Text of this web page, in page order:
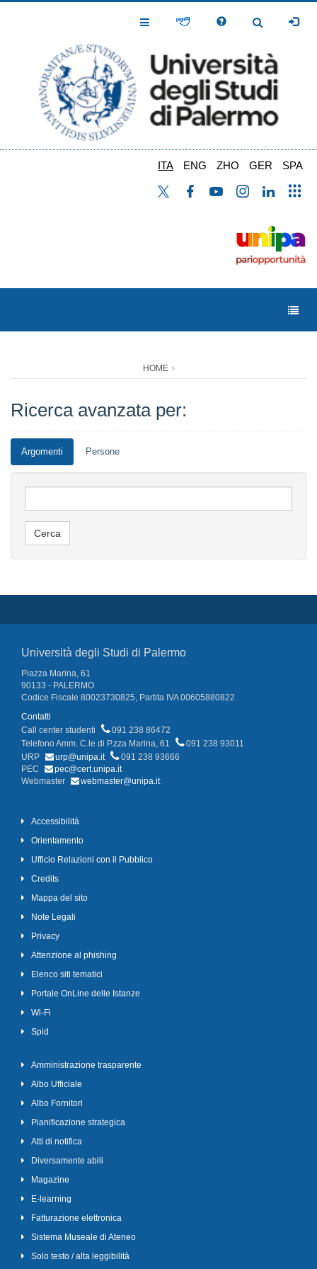
Toggle
Toggle
ITA ENG ZHO GER SPA
HOME
Ricerca avanzata per:
Argomenti Persone
Università degli Studi di Palermo
Piazza Marina, 61
90133 - PALERMO
Codice Fiscale 80023730825, Partita IVA 00605880822
Contatti
Call center studenti
091 238 86472
Telefono Amm. C.le di P.zza Marina, 61
091 238 93011
URP
urp@unipa.it
091 238 93666
PEC
pec@cert.unipa.it
Webmaster
webmaster@unipa.it
Accessibilità
Orientamento
Ufficio Relazioni con il Pubblico
Credits
Mappa del sito
Note Legali
Privacy
Attenzione al phishing
Elenco siti tematici
Portale OnLine delle Istanze
Wi-Fi
Spid
Amministrazione trasparente
Albo Ufficiale
Albo Fornitori
Pianificazione strategica
Atti di notifica
Diversamente abili
Magazine
E-learning
Fatturazione elettronica
Sistema Museale di Ateneo
Solo testo / alta leggibilità